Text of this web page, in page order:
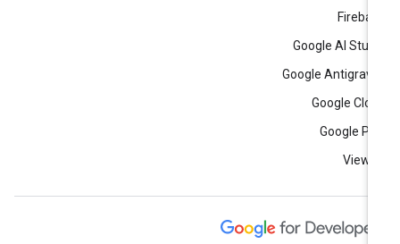
Google AI
Google
Google
Google
View